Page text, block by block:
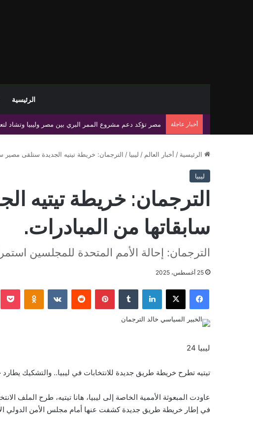
الرئيسية
أخبار عاجلة مصر تؤكد دعم مشروع الممر البري بين مصر وليبيا وتشاد
الرئيسية / أخبار العالم / ليبيا / الترجمان: خريطة تيتيه الجديدة ستلقى مصير
ليبيا
الترجمان: خريطة تيتيه
سابقاتها من المبادرات.
الترجمان: إحالة الأمم المتحدة للمجلسين
25 أغسطس، 2025
فيسبوك ‫X لينكدإن بينتيريست
ليبيا 24
تيتيه تطرح خريطة طريق جديدة للانتخابات في ليبيا.. والتشكيك يطارد
عاودت المبعوثة الأممية الخاصة إلى ليبيا، هانا تيتيه، طرح الملف
في إطار خريطة طريق جديدة كشفت عنها أمام مجلس الأمن الدولي